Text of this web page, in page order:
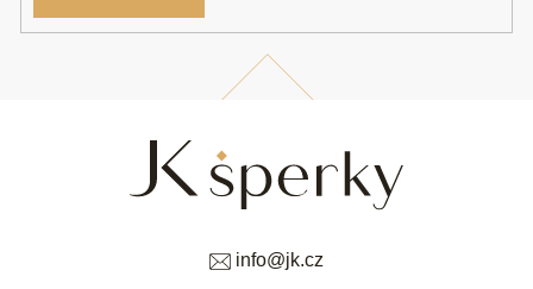
info@jk.cz